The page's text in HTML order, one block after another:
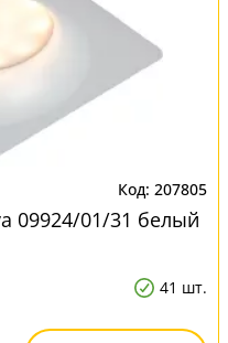
207805
09924/01/31 белый
41 шт.